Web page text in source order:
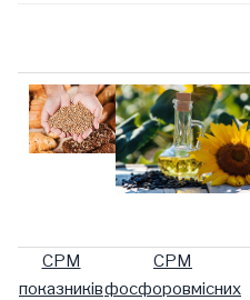
СРМ
показників
СРМ
фосфоровмісних